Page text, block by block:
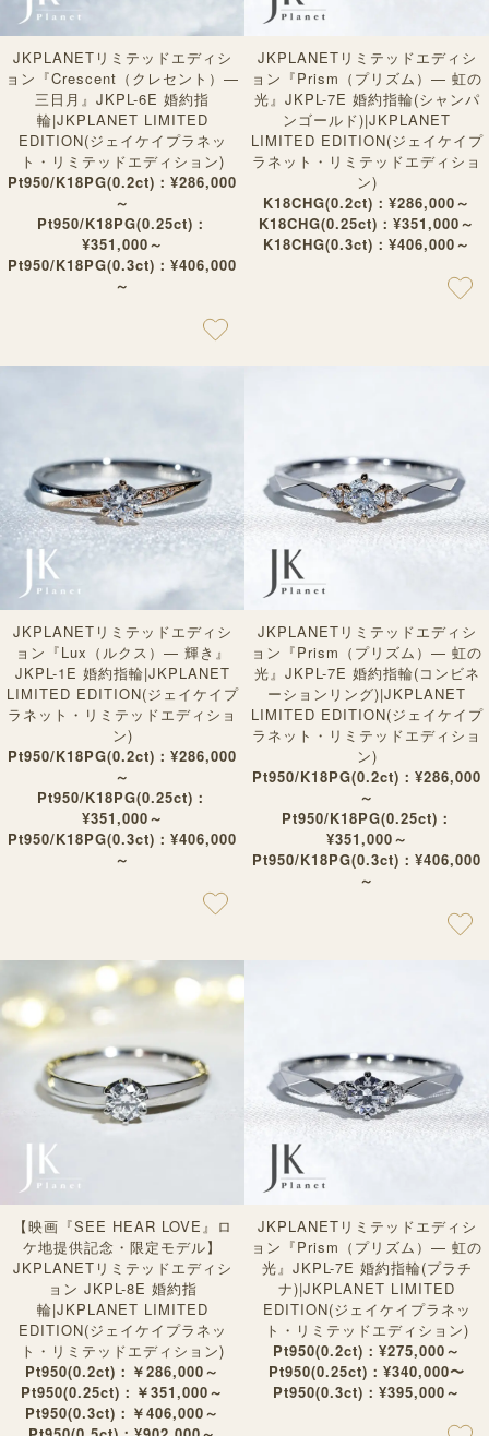
JKPLANETリミテッドエディシ
ョン『Crescent（クレセント）—
三日月』JKPL-6E 婚約指
輪|JKPLANET LIMITED
EDITION(ジェイケイプラネッ
ト・リミテッドエディション)
Pt950/K18PG(0.2ct)：¥286,000
～
Pt950/K18PG(0.25ct)：
¥351,000～
Pt950/K18PG(0.3ct)：¥406,000
～
JKPLANETリミテッドエディシ
ョン『Prism（プリズム）— 虹の
光』JKPL-7E 婚約指輪(シャンパ
ンゴールド)|JKPLANET
LIMITED EDITION(ジェイケイプ
ラネット・リミテッドエディショ
ン)
K18CHG(0.2ct)：¥286,000～
K18CHG(0.25ct)：¥351,000～
K18CHG(0.3ct)：¥406,000～
JKPLANETリミテッドエディシ
ョン『Lux（ルクス）— 輝き』
JKPL-1E 婚約指輪|JKPLANET
LIMITED EDITION(ジェイケイプ
ラネット・リミテッドエディショ
ン)
Pt950/K18PG(0.2ct)：¥286,000
～
Pt950/K18PG(0.25ct)：
¥351,000～
Pt950/K18PG(0.3ct)：¥406,000
～
JKPLANETリミテッドエディシ
ョン『Prism（プリズム）— 虹の
光』JKPL-7E 婚約指輪(コンビネ
ーションリング)|JKPLANET
LIMITED EDITION(ジェイケイプ
ラネット・リミテッドエディショ
ン)
Pt950/K18PG(0.2ct)：¥286,000
～
Pt950/K18PG(0.25ct)：
¥351,000～
Pt950/K18PG(0.3ct)：¥406,000
～
【映画『SEE HEAR LOVE』ロ
ケ地提供記念・限定モデル】
JKPLANETリミテッドエディシ
ョン JKPL-8E 婚約指
輪|JKPLANET LIMITED
EDITION(ジェイケイプラネッ
ト・リミテッドエディション)
Pt950(0.2ct)：￥286,000～
Pt950(0.25ct)：￥351,000～
Pt950(0.3ct)：￥406,000～
JKPLANETリミテッドエディシ
ョン『Prism（プリズム）— 虹の
光』JKPL-7E 婚約指輪(プラチ
ナ)|JKPLANET LIMITED
EDITION(ジェイケイプラネッ
ト・リミテッドエディション)
Pt950(0.2ct)：¥275,000～
Pt950(0.25ct)：¥340,000〜
Pt950(0.3ct)：¥395,000～